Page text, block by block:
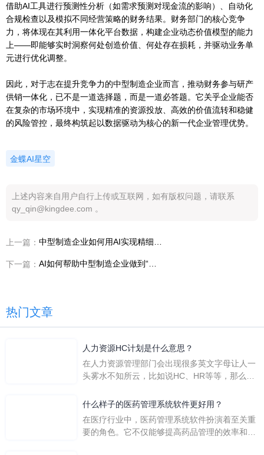
借助AI工具进行预测性分析（如需求预测对现金流的影响）、自动化
合规检查以及模拟不同经营策略的财务结果。财务部门的核心竞争
力，将体现在其利用一体化平台数据，构建企业动态价值模型的能力
上——即能够实时洞察何处创造价值、何处存在损耗，并驱动业务单
元进行优化调整。
因此，对于志在提升竞争力的中型制造企业而言，推动财务参与研产
供销一体化，已不是一道选择题，而是一道必答题。它关乎企业能否
在复杂的市场环境中，实现精准的资源投放、高效的价值流转和稳健
的风险管控，最终构筑起以数据驱动为核心的新一代企业管理优势。
金蝶AI星空
上述内容来自用户自行上传或互联网，如有版权问题，请联系
qy_qin@kingdee.com 。
上一篇：
下一篇：
热门文章
人力资源HC计划是什么意思？
在人力资源管理部门会出现很多英文字母让人一
头雾水不知所云，比如说HC、HR等等，那么它
么呢？
什么样子的医药管理系统软件更好用？
在医疗行业中，医药管理系统软件扮演着至关重
要的角色。它不仅能够提高药品管理的效率和准